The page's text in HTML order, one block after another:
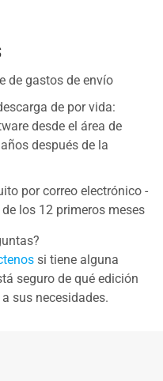
de gastos de envío
de por vida:
desde el área de
después de la
por correo electrónico -
los 12 primeros meses
si tiene alguna
seguro de qué edición
sus necesidades.